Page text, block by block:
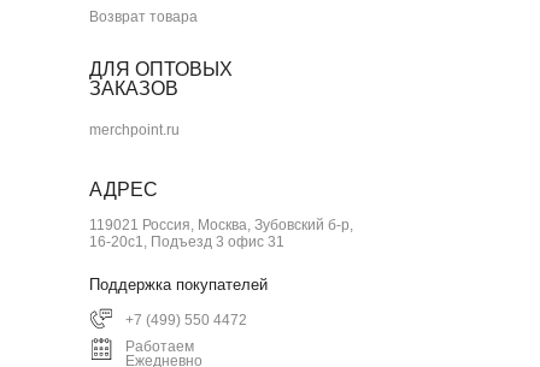
АДРЕС
119021 Россия, Москва, Зубовский б-р,
16-20с1, Подъезд 3 офис 31
Поддержка покупателей
+7 (499) 550 4472
Работаем
Ежедневно
Возврат товара
ДЛЯ ОПТОВЫХ
ЗАКАЗОВ
merchpoint.ru